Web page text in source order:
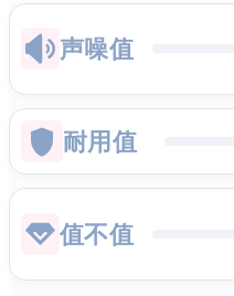
声噪值
耐用值
值不值